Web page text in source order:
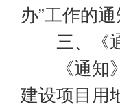
办”工作的
三、《
《通
建设项目用